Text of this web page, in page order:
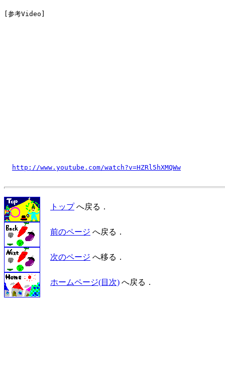
[参考Video]
http://www.youtube.com/watch?v=HZRl5hXMQWw
トップへ戻る．
前のページ へ戻る．
次のページ へ移る．
ホームページ(目次) へ戻る．